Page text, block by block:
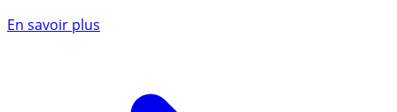
En savoir plus